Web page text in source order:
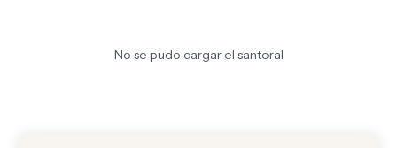
No se pudo cargar el santoral